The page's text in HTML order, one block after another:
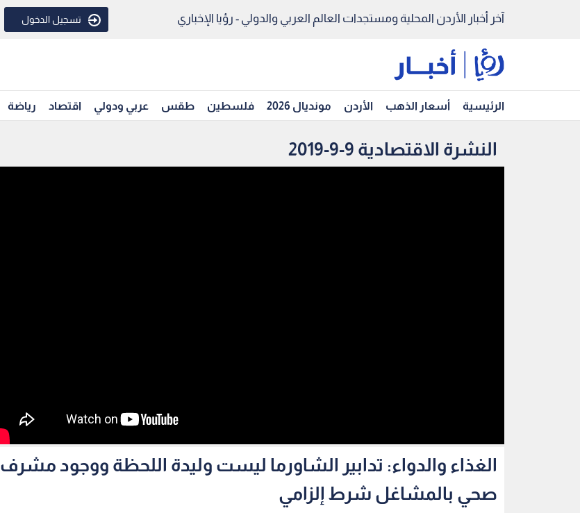
آخر أخبار الأردن المحلية ومستجدات العالم العربي والدولي - رؤيا الإخباري تسجيل الدخول
الرئيسية أسعار الذهب الأردن مونديال 2026 فلسطين طقس عربي ودولي اقتصاد رياضة
النشرة الاقتصادية 9-9-2019
الغذاء والدواء: تدابير الشاورما ليست وليدة اللحظة ووجود مشرف
صحي بالمشاغل شرط إلزامي